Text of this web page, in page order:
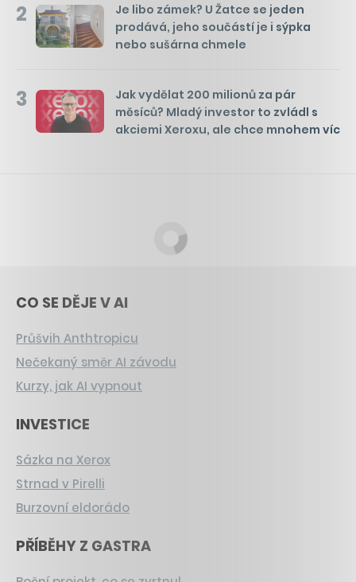
2
Je libo zámek? U Žatce se jeden
prodává, jeho součástí je i sýpka
nebo sušárna chmele
3
Jak vydělat 200 milionů za pár
měsíců? Mladý investor to zvládl s
akciemi Xeroxu, ale chce mnohem víc
CO SE DĚJE V AI
Průšvih Anthtropicu
Nečekaný směr AI závodu
Kurzy, jak AI vypnout
INVESTICE
Sázka na Xerox
Strnad v Pirelli
Burzovní eldorádo
PŘÍBĚHY Z GASTRA